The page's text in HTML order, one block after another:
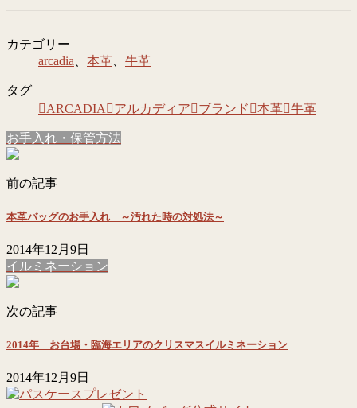
カテゴリー
arcadia
本革 牛革
タグ
ARCADIA
アルカディア ブランド 本革 牛革
お手入れ・保管方法
前の記事
本革バッグのお手入れ ～汚れた時の対処法～
2014年12月9日
イルミネーション
次の記事
2014年 お台場・臨海エリアのクリスマスイルミネーション
2014年12月9日